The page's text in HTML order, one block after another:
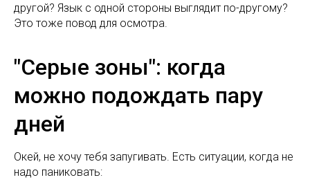
другой? Язык с одной стороны выглядит по-другому?
Это тоже повод для осмотра.
"Серые зоны": когда
можно подождать пару
дней
Окей, не хочу тебя запугивать. Есть ситуации, когда не
надо паниковать: